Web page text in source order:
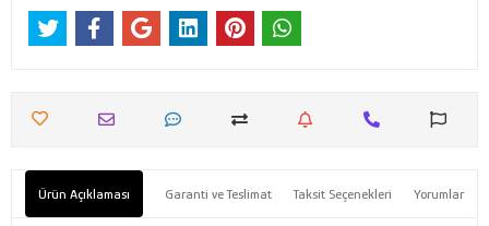
Ürün Açıklaması Garanti ve Teslimat Taksit Seçenekleri Yorumlar